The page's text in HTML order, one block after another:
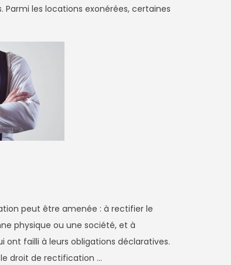
les locations exonérées, certaines
peut être amenée : à rectifier le
physique ou une société, et à
ont failli à leurs obligations déclaratives.
droit de rectification …